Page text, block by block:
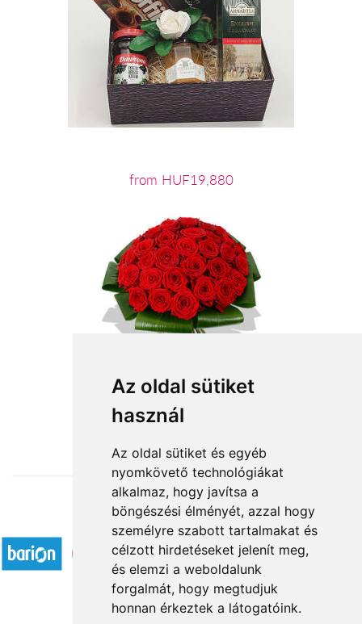
Az oldal sütiket
használ
Az oldal sütiket és egyéb
nyomkövető technológiákat
alkalmaz, hogy javítsa a
böngészési élményét, azzal hogy
személyre szabott tartalmakat és
célzott hirdetéseket jelenít meg,
és elemzi a weboldalunk
forgalmát, hogy megtudjuk
honnan érkeztek a látogatóink.
from HUF19,880
from HUF135,800
Accepted payment methods